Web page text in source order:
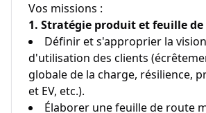
Vos missions :
1. Stratégie produit et feuille
Définir et s'approprier la vision
d'utilisation des clients
globale de la charge, résilience,
et EV, etc.).
Élaborer une feuille de route